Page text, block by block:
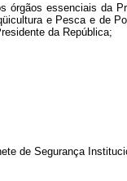
essenciais da
e Pesca e de
da República;
de Segurança